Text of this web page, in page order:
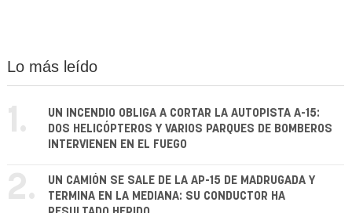
Lo más leído
1.
UN INCENDIO OBLIGA A CORTAR LA AUTOPISTA A-15:
DOS HELICÓPTEROS Y VARIOS PARQUES DE BOMBEROS
INTERVIENEN EN EL FUEGO
2.
UN CAMIÓN SE SALE DE LA AP-15 DE MADRUGADA Y
TERMINA EN LA MEDIANA: SU CONDUCTOR HA